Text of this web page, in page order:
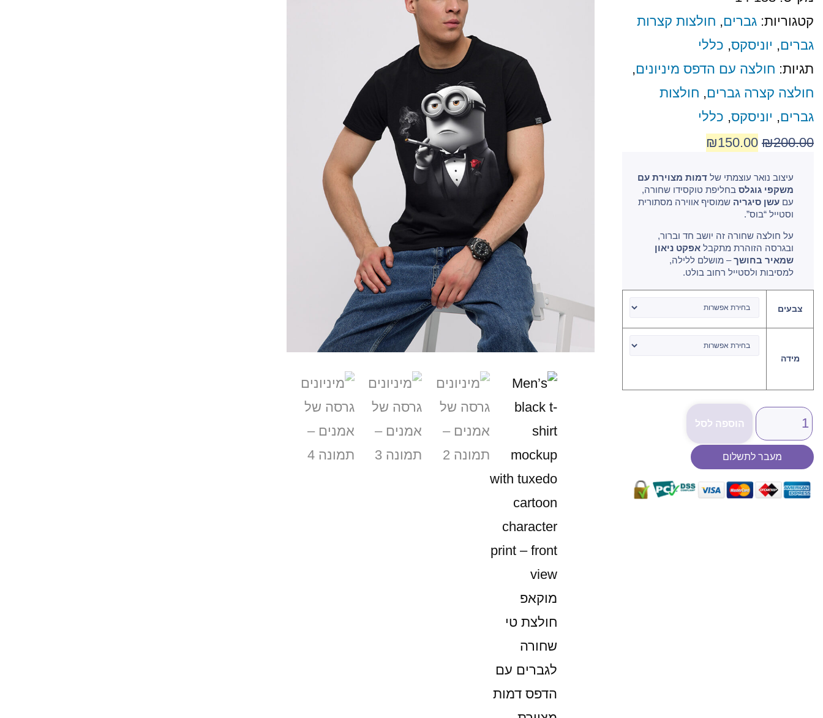
קטגוריות: גברים, חולצות קצרות
גברים, יוניסקס, כללי
תגיות: חולצה עם הדפס מיניונים,
חולצה קצרה גברים, חולצות
גברים, יוניסקס, כללי
₪200.00
₪150.00
עיצוב נואר עוצמתי של דמות מצוירת עם
משקפי גוגלס בחליפת טוקסידו שחורה,
עם עשן סיגריה שמוסיף אווירה מסתורית
וסטייל “בוס”.
על חולצה שחורה זה יושב חד וברור,
ובגרסה הזוהרת מתקבל אפקט ניאון
שמאיר בחושך– מושלם ללילה,
למסיבות ולסטייל רחוב בולט.
צבעים
מידה
הוספה לסל
מעבר לתשלום